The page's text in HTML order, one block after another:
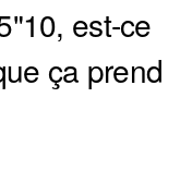
est-ce
ça prend